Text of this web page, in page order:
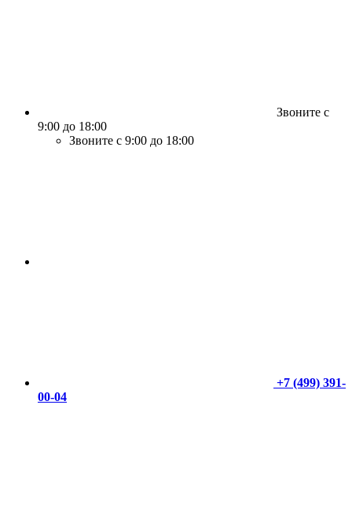
Звоните с
9:00 до 18:00
Звоните с 9:00 до 18:00
+7 (499) 391-
00-04